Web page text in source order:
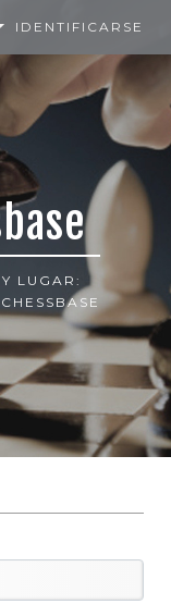
IDENTIFICARSE
LUGAR: